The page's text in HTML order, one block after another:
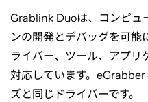
グ
ラ
Grablink Duoは、コンピュ
ンの開発とデバッグを可能
ライバー、ツール、アプリ
対応しています。 eGrabber
ズと同じドライバーです。